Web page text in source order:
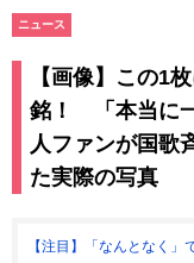
ニュース
【画像】この1
銘！ 「本当に
人ファンが国歌
た実際の写真
【注目】「なんとなく